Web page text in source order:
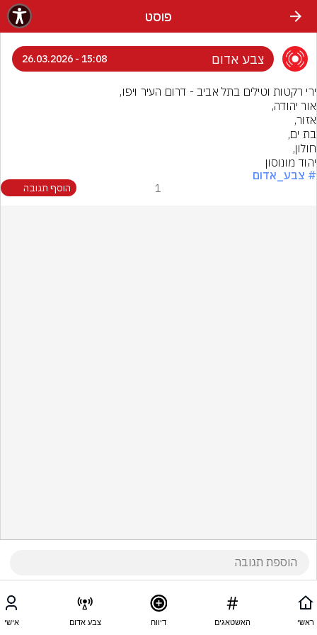
פוסט
צבע אדום 15:08 - 26.03.2026
יהוד מונוסון
# צבע_אדום
1 הוסף תגובה
ראשי האשטאגים דיווח צבע אדום אישי